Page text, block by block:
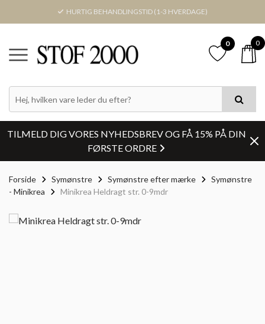
HURTIG BEHANDLINGSTID (1-3 HVERDAGE)
0 0
TILMELD DIG VORES NYHEDSBREV OG FÅ 15% PÅ DIN
FØRSTE ORDRE
Forside Symønstre Symønstre efter mærke
Symønstre
- Minikrea
Minikrea Heldragt str. 0-9mdr